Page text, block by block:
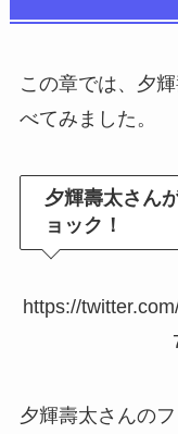
この章では、夕
べてみました。
夕輝壽太さん
ョック！
https://
夕輝壽太さんの